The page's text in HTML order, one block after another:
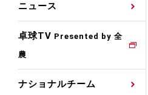
ニュース
卓球TV Presented by 全
農
ナショナルチーム